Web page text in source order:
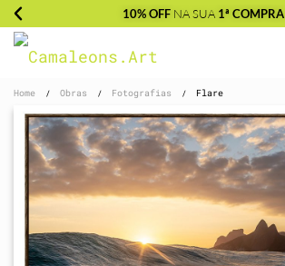
10% OFF NA SUA 1ª COMPRA
Home / Obras / Fotografias / Flare